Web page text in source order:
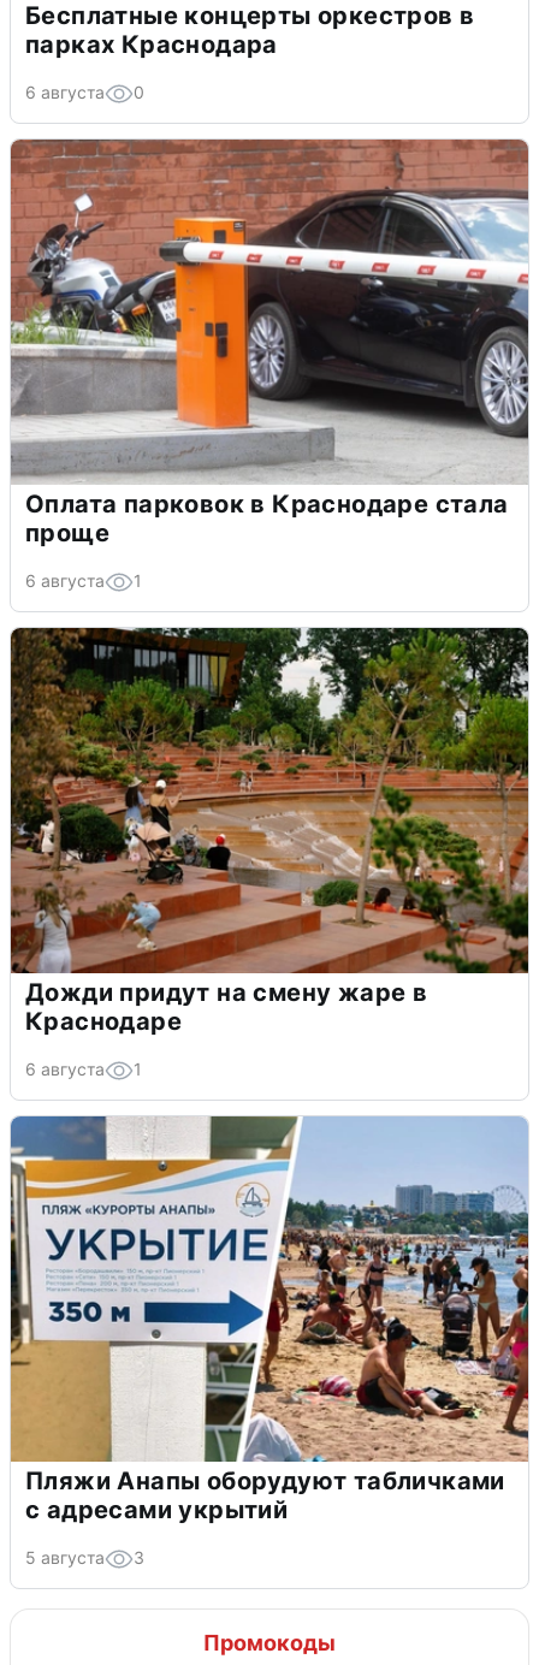
Бесплатные концерты оркестров в
парках Краснодара
6 августа 0
Оплата парковок в Краснодаре стала
проще
6 августа 1
Дожди придут на смену жаре в
Краснодаре
6 августа 1
Пляжи Анапы оборудуют табличками
с адресами укрытий
5 августа 3
Промокоды